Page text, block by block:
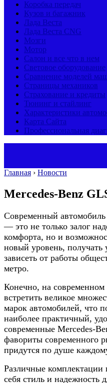
Коробка передач
Кузов и багажник
Лада Веста
Лада Веста CNG
Мозги
Мотор
Салон и все что в нем
Световое оборудование
Сравнение моделей
Страницы механиков
Страхование и кредиты
Тюнинг и стайлинг
Характеристики
Карта Сайта
Профессиональная
Главная › Новости
Mercedes-Benz
Современный автомобиль
— это не только залог
комфорта, но и
новый уровень, получать
зависеть от работы
метро.
Конечно, на
встретить великое
марок автомобилей, что
наиболее практичный,
современные Mercedes-
фавориты современного
придутся по душе
Различные комплектации
себя стиль и надежность